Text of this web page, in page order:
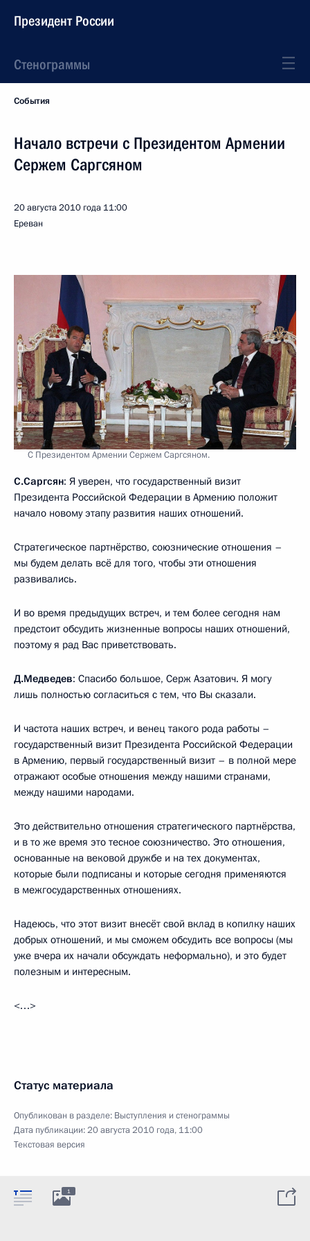
Президент России
Стенограммы
События
Начало встречи с Президентом Армении
Сержем Саргсяном
20 августа 2010 года 11:00
Ереван
С Президентом Армении Сержем Саргсяном.
С.Саргсян: Я уверен, что государственный визит
Президента Российской Федерации в Армению положит
начало новому этапу развития наших отношений.
Стратегическое партнёрство, союзнические отношения –
мы будем делать всё для того, чтобы эти отношения
развивались.
И во время предыдущих встреч, и тем более сегодня нам
предстоит обсудить жизненные вопросы наших отношений,
поэтому я рад Вас приветствовать.
Д.Медведев: Спасибо большое, Серж Азатович. Я могу
лишь полностью согласиться с тем, что Вы сказали.
И частота наших встреч, и венец такого рода работы –
государственный визит Президента Российской Федерации
в Армению, первый государственный визит – в полной мере
отражают особые отношения между нашими странами,
между нашими народами.
Это действительно отношения стратегического партнёрства,
и в то же время это тесное союзничество. Это отношения,
основанные на вековой дружбе и на тех документах,
которые были подписаны и которые сегодня применяются
в межгосударственных отношениях.
Надеюсь, что этот визит внесёт свой вклад в копилку наших
добрых отношений, и мы сможем обсудить все вопросы (мы
уже вчера их начали обсуждать неформально), и это будет
полезным и интересным.
<…>
Статус материала
Опубликован в разделе: Выступления и стенограммы
Дата публикации:20 августа 2010 года, 11:00
Текстовая версия
1